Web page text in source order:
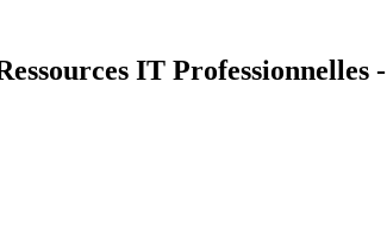
IT Professionnelles -